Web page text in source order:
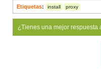
Etiquetas: install proxy
¿Tienes una mejor respuesta